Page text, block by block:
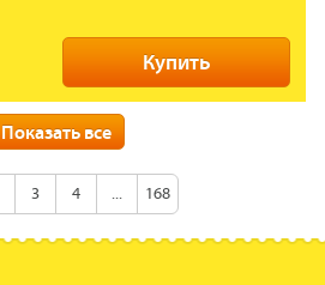
Купить
Год: 2018
Артикул:61206
Теги:сказки,мультфильмы
Показать все
3 4 ... 168